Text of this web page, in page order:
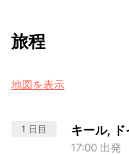
旅程
地図を表示
1 日目 キール, ド
17:00 出発